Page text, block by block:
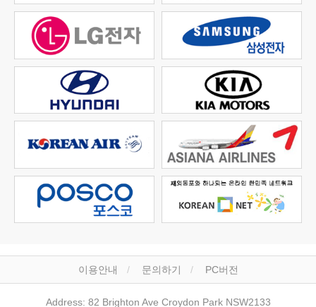
이용안내 문의하기 PC버전
Address: 82 Brighton Ave Croydon Park NSW2133